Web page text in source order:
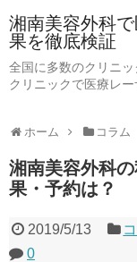
湘南美容外科
果を徹底検証
全国に多数のクリニ
クリニックで医療レー
ホーム コラム
湘南美容外科
果・予約は？
2019/5/13
0